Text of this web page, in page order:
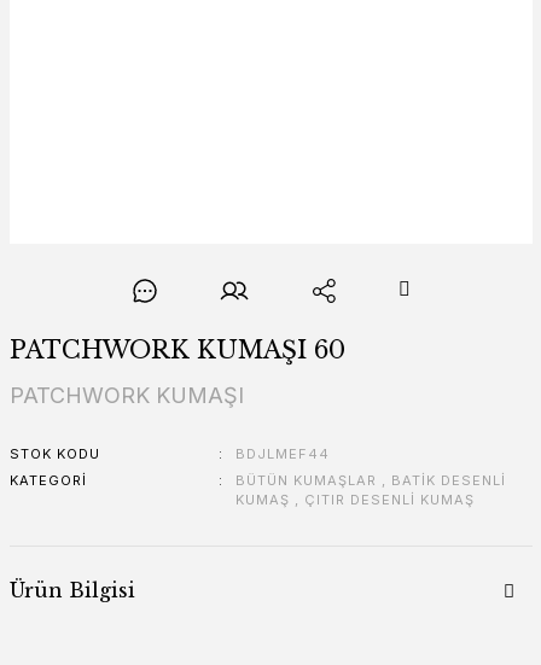
PATCHWORK KUMAŞI 60
PATCHWORK KUMAŞI
STOK KODU
BDJLMEF44
KATEGORI
BÜTÜN KUMAŞLAR , BATİK DESENLİ
KUMAŞ , ÇITIR DESENLİ KUMAŞ
Ürün Bilgisi